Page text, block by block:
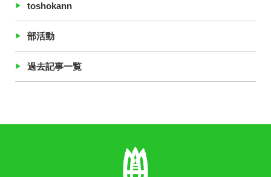
toshokann
部活動
過去記事一覧